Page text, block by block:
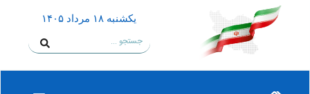
يكشنبه ۱۸ مرداد ۱۴۰۵